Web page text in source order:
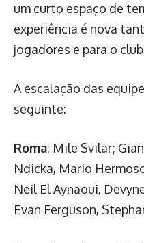
um curto espaço de
experiência é nova
jogadores e para o
A escalação das
seguinte:
Roma: Mile Svilar;
Ndicka, Mario
Neil El Aynaoui,
Evan Ferguson,